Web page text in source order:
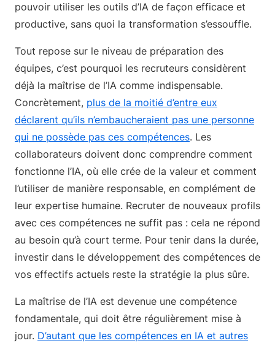
pouvoir utiliser les outils d’IA de façon efficace et
productive, sans quoi la transformation s’essouffle.
Tout repose sur le niveau de préparation des
équipes, c’est pourquoi les recruteurs considèrent
déjà la maîtrise de l’IA comme indispensable.
Concrètement, plus de la moitié d’entre eux
déclarent qu’ils n’embaucheraient pas une personne
qui ne possède pas ces compétences. Les
collaborateurs doivent donc comprendre comment
fonctionne l’IA, où elle crée de la valeur et comment
l’utiliser de manière responsable, en complément de
leur expertise humaine. Recruter de nouveaux profils
avec ces compétences ne suffit pas : cela ne répond
au besoin qu’à court terme. Pour tenir dans la durée,
investir dans le développement des compétences de
vos effectifs actuels reste la stratégie la plus sûre.
La maîtrise de l’IA est devenue une compétence
fondamentale, qui doit être régulièrement mise à
jour. D’autant que les compétences en IA et autres